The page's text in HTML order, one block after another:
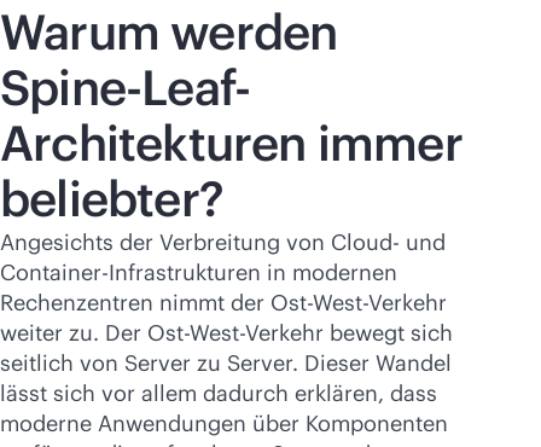
Warum werden
Spine-Leaf-
Architekturen immer
beliebter?
Angesichts der Verbreitung von Cloud- und
Container-Infrastrukturen in modernen
Rechenzentren nimmt der Ost-West-Verkehr
weiter zu. Der Ost-West-Verkehr bewegt sich
seitlich von Server zu Server. Dieser Wandel
lässt sich vor allem dadurch erklären, dass
moderne Anwendungen über Komponenten